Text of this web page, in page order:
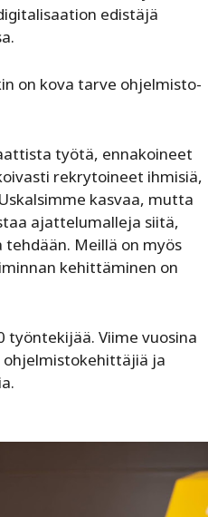
edistäjä
on kova tarve ohjelmisto-
työtä, ennakoineet
rekrytoineet ihmisiä,
kasvaa, mutta
ajattelumalleja siitä,
Meillä on myös
kehittäminen on
työntekijää. Viime vuosina
ja